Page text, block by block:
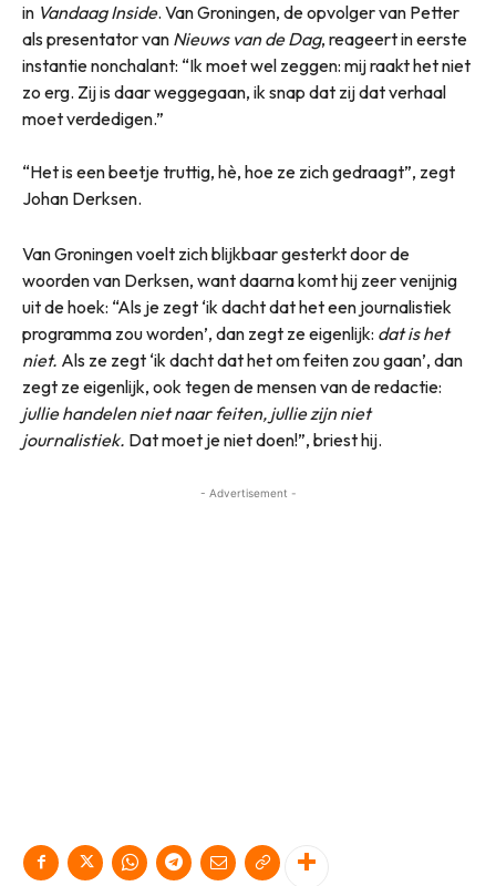
in Vandaag Inside. Van Groningen, de opvolger van Petter
als presentator van Nieuws van de Dag, reageert in eerste
instantie nonchalant: “Ik moet wel zeggen: mij raakt het niet
zo erg. Zij is daar weggegaan, ik snap dat zij dat verhaal
moet verdedigen.”
“Het is een beetje truttig, hè, hoe ze zich gedraagt”, zegt
Johan Derksen.
Van Groningen voelt zich blijkbaar gesterkt door de
woorden van Derksen, want daarna komt hij zeer venijnig
uit de hoek: “Als je zegt ‘ik dacht dat het een journalistiek
programma zou worden’, dan zegt ze eigenlijk: dat is het
niet. Als ze zegt ‘ik dacht dat het om feiten zou gaan’, dan
zegt ze eigenlijk, ook tegen de mensen van de redactie:
jullie handelen niet naar feiten, jullie zijn niet
journalistiek. Dat moet je niet doen!”, briest hij.
- Advertisement -